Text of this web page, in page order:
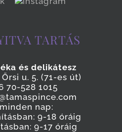
TARTÁS
és delikátesz
u. 5. (71-es út)
70-528 1015
nap:
9-18 óráig
9-17 óráig